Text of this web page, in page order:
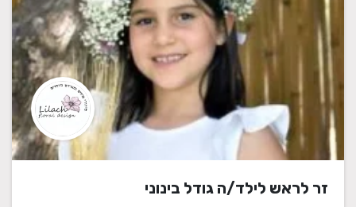
זר לראש לילד/ה גודל בינוני